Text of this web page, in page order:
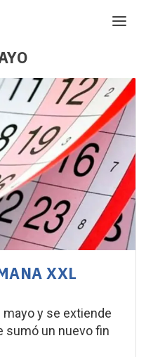
XXL
y se extiende
sumó un nuevo fin